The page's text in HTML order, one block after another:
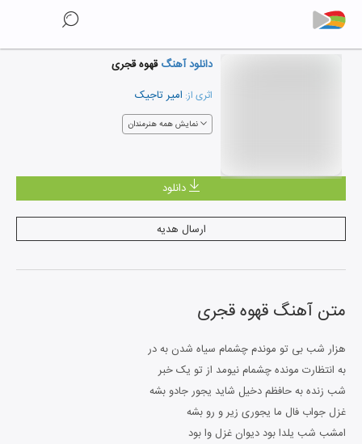
دانلود آهنگقهوه قجری
اثری از: امیر تاجیک
نمایش همه هنرمندان
دانلود
ارسال هدیه
متن آهنگ قهوه قجری
هزار شب بی تو موندم چشمام سیاه شدن به در
به انتظارت مونده چشمام نیومد از تو یک خبر
شب زنده به حافظم دخیل شاید یجور جادو بشه
غزل جواب فال ما یجوری زیر و رو بشه
امشب شب یلدا بود دیوان غزل وا بود